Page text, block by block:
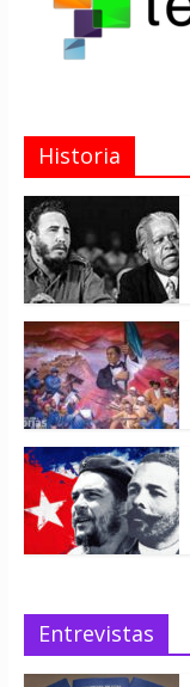
Historia
Entrevistas